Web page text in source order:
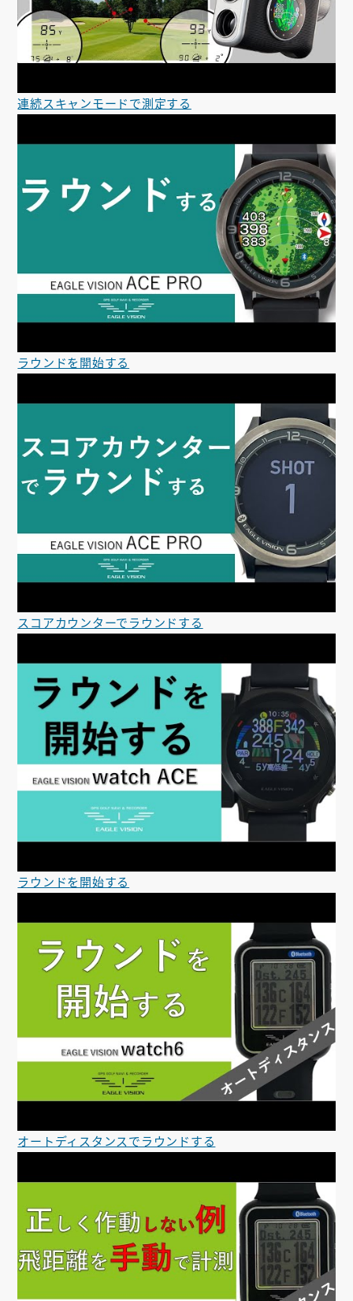
連続スキャンモードで測定する
ラウンドを開始する
スコアカウンターでラウンドする
ラウンドを開始する
オートディスタンスでラウンドする